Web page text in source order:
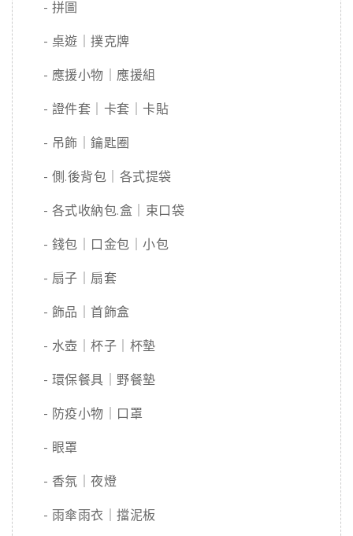
- 拼圖
- 桌遊｜撲克牌
- 應援小物｜應援組
- 證件套｜卡套｜卡貼
- 吊飾｜鑰匙圈
- 側.後背包｜各式提袋
- 各式收納包.盒｜束口袋
- 錢包｜口金包｜小包
- 扇子｜扇套
- 飾品｜首飾盒
- 水壺｜杯子｜杯墊
- 環保餐具｜野餐墊
- 防疫小物｜口罩
- 眼罩
- 香氛｜夜燈
- 雨傘雨衣｜擋泥板